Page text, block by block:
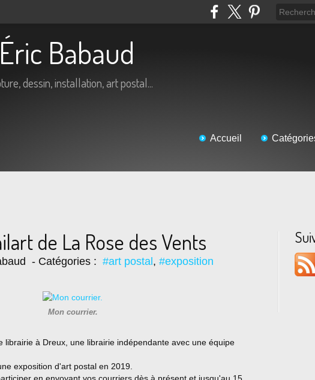
Babaud
dessin, installation, art postal...
Accueil
de La Rose des Vents
- Catégories : #art postal , #exposition
Mon courrier.
librairie à Dreux, une librairie indépendante avec une équipe
exposition d'art postal en 2019.